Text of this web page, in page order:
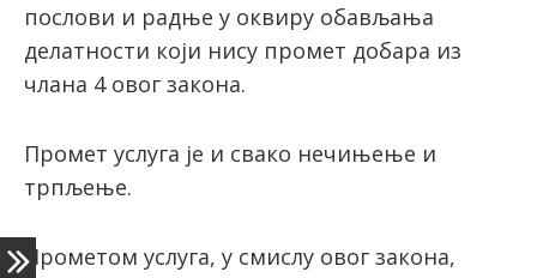
послови и радње у оквиру обављања
делатности који нису промет добара из
члана 4 овог закона.
Промет услуга је и свако нечињење и
трпљење.
Прометом услуга, у смислу овог закона,